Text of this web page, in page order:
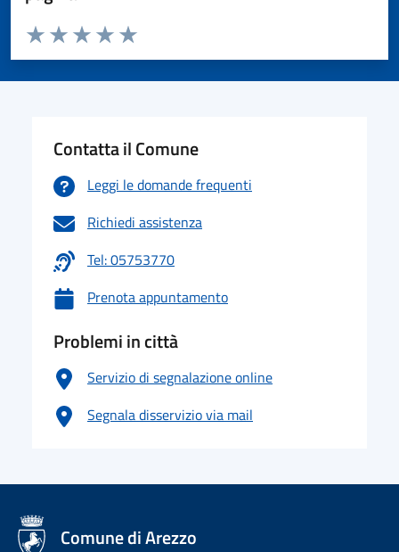
Valuta da 1 a 5 stelle la pagina
Valuta 5 stelle su 5
Valuta 4 stelle su 5
Valuta 3 stelle su 5
Valuta 2 stelle su 5
Valuta 1 stelle su 5
Contatta il Comune
Leggi le domande frequenti
Richiedi assistenza
Tel: 05753770
Prenota appuntamento
Problemi in città
Servizio di segnalazione online
Segnala disservizio via mail
logo Unione Europea
Comune di Arezzo